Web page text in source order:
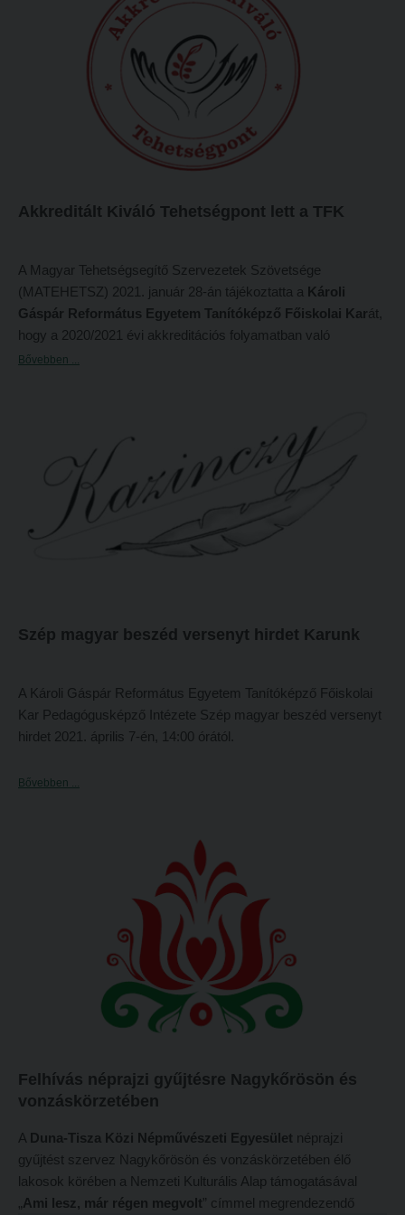
ECL nyelvvizsga
Az ünneplő nép így kiáltott: „Hozsánna! Áldott, aki az
Örökkévaló nevében jön! Áldott legyen Izrael királya!” (János
Akkreditált Kiváló Tehetségpont lett a TFK
A Magyar Tehetségsegítő Szervezetek Szövetsége
(MATEHETSZ) 2021. január 28-án tájékoztatta a Károli
Gáspár Református Egyetem Tanítóképző Főiskolai Karát,
hogy a 2020/2021 évi akkreditációs folyamatban való
részvétel eredményeként a Kar elnyerte az
Bővebben ...
Szép magyar beszéd versenyt hirdet Karunk
A Károli Gáspár Református Egyetem Tanítóképző Főiskolai
Kar Pedagógusképző Intézete Szép magyar beszéd versenyt
hirdet 2021. április 7-én, 14:00 órától.
Bővebben ...
Felhívás néprajzi gyűjtésre Nagykőrösön és
vonzáskörzetében
A Duna-Tisza Közi Népművészeti Egyesület néprajzi
gyűjtést szervez Nagykőrösön és vonzáskörzetében élő
lakosok körében a Nemzeti Kulturális Alap támogatásával
„Ami lesz, már régen megvolt” címmel megrendezendő